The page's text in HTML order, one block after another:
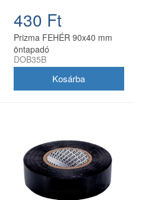
430 Ft
Prizma FEHÉR 90x40 mm
öntapadó
DOB35B